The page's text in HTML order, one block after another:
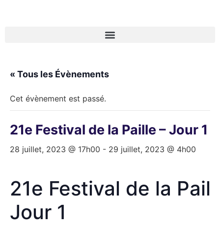
« Tous les Évènements
Cet évènement est passé.
21e Festival de la Paille – Jour 1
28 juillet, 2023 @ 17h00 - 29 juillet, 2023 @ 4h00
21e Festival de la
Jour 1